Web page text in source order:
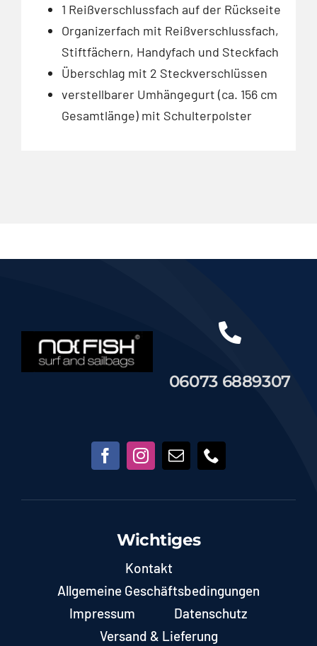
1 Reißverschlussfach auf der Rückseite
Organizerfach mit Reißverschlussfach,
Stiftfächern, Handyfach und Steckfach
Überschlag mit 2 Steckverschlüssen
verstellbarer Umhängegurt (ca. 156 cm
Gesamtlänge) mit Schulterpolster
06073 6889307
Wichtiges
Kontakt
Allgemeine Geschäftsbedingungen
Impressum
Datenschutz
Versand & Lieferung